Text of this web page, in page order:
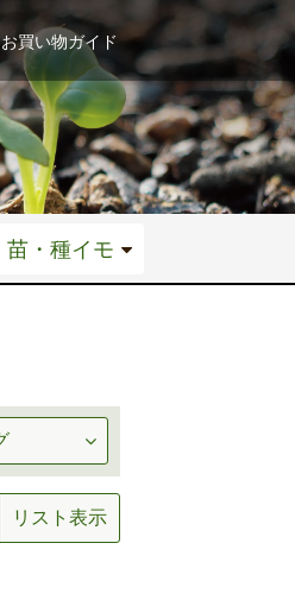
お買い物ガイド
苗・種イモ
リスト表示